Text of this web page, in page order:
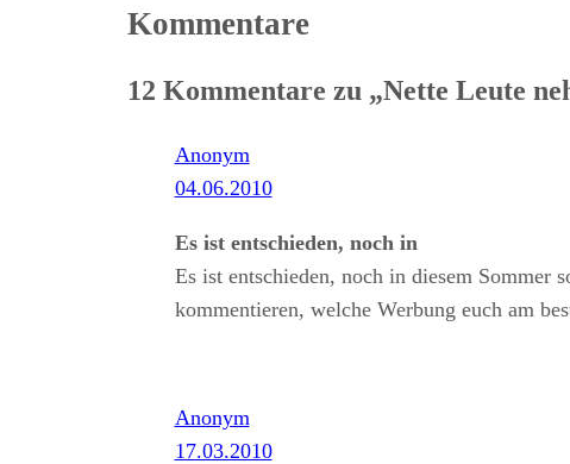
Kommentare
12 Kommentare zu „Nette Leute
Anonym
04.06.2010
Es ist entschieden, noch in
Es ist entschieden, noch in diesem Sommer
kommentieren, welche Werbung euch am
Anonym
17.03.2010